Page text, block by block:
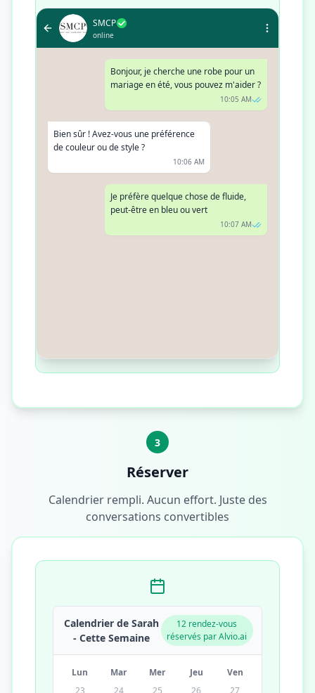
SMCP
online
Bonjour, je cherche une robe pour un
mariage en été, vous pouvez m'aider ?
10:05 AM
Bien sûr ! Avez-vous une préférence
de couleur ou de style ?
10:06 AM
Je préfère quelque chose de fluide,
peut-être en bleu ou vert
10:07 AM
3
Réserver
Calendrier rempli. Aucun effort. Juste des
conversations convertibles
Calendrier de Sarah
- Cette Semaine
12 rendez-vous
réservés par Alvio.ai
Lun Mar Mer Jeu
Ven
23
24
25
26
27